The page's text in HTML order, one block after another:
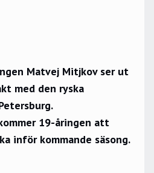
Matvej Mitjkov ser ut
med den ryska
19-åringen att
inför kommande säsong.